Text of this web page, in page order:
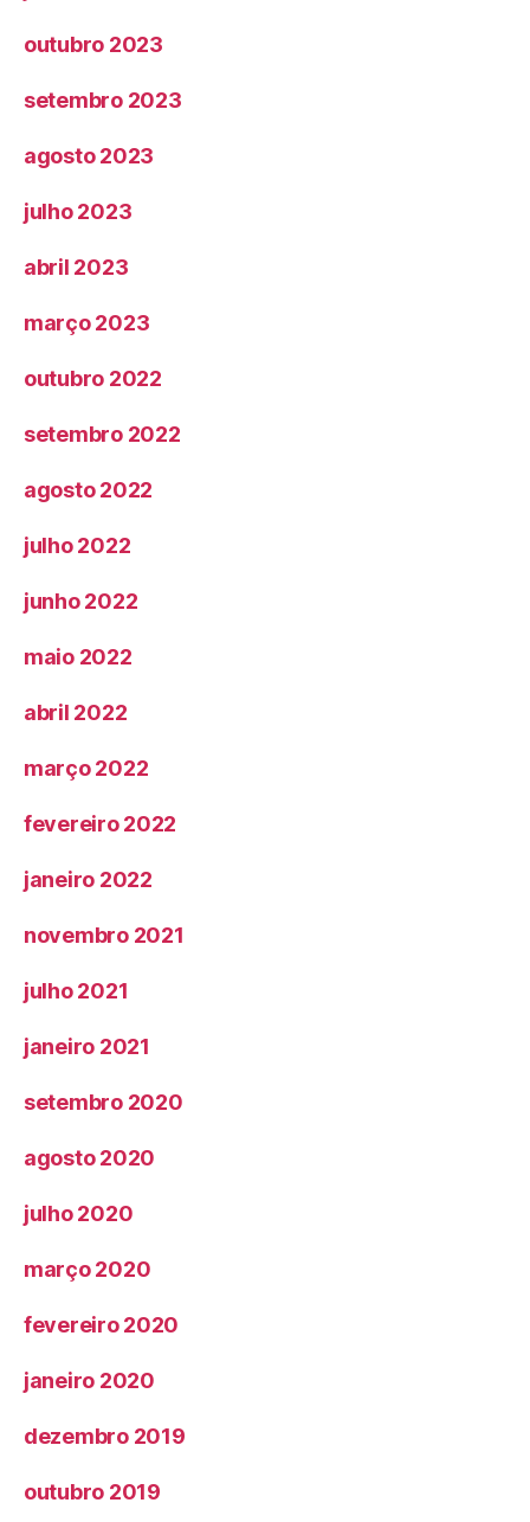
outubro 2023
setembro 2023
agosto 2023
julho 2023
abril 2023
março 2023
outubro 2022
setembro 2022
agosto 2022
julho 2022
junho 2022
maio 2022
abril 2022
março 2022
fevereiro 2022
janeiro 2022
novembro 2021
julho 2021
janeiro 2021
setembro 2020
agosto 2020
julho 2020
março 2020
fevereiro 2020
janeiro 2020
dezembro 2019
outubro 2019